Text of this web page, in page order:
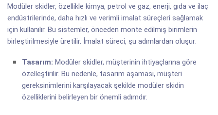
Modüler skidler, özellikle kimya, petrol ve gaz, enerji, gıda ve ilaç
endüstrilerinde, daha hızlı ve verimli imalat süreçleri sağlamak
için kullanılır. Bu sistemler, önceden monte edilmiş birimlerin
birleştirilmesiyle üretilir. İmalat süreci, şu adımlardan oluşur:
Tasarım: Modüler skidler, müşterinin ihtiyaçlarına göre
özelleştirilir. Bu nedenle, tasarım aşaması, müşteri
gereksinimlerini karşılayacak şekilde modüler skidin
özelliklerini belirleyen bir önemli adımdır.